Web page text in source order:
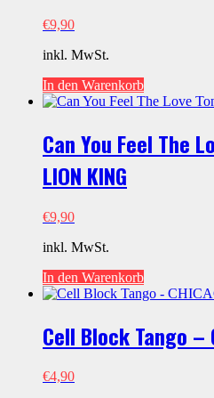
€9,90
inkl. MwSt.
In den Warenkorb
Can You Feel The
LION KING
€9,90
inkl. MwSt.
In den Warenkorb
Cell Block Tango –
€4,90